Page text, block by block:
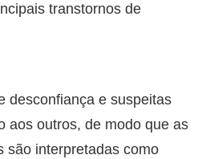
transtornos de
desconfiança e suspeitas
aos outros, de modo que as
são interpretadas como